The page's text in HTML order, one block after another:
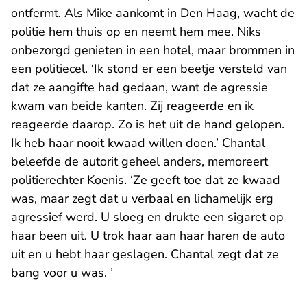
ontfermt. Als Mike aankomt in Den Haag, wacht de
politie hem thuis op en neemt hem mee. Niks
onbezorgd genieten in een hotel, maar brommen in
een politiecel. ‘Ik stond er een beetje versteld van
dat ze aangifte had gedaan, want de agressie
kwam van beide kanten. Zij reageerde en ik
reageerde daarop. Zo is het uit de hand gelopen.
Ik heb haar nooit kwaad willen doen.’ Chantal
beleefde de autorit geheel anders, memoreert
politierechter Koenis. ‘Ze geeft toe dat ze kwaad
was, maar zegt dat u verbaal en lichamelijk erg
agressief werd. U sloeg en drukte een sigaret op
haar been uit. U trok haar aan haar haren de auto
uit en u hebt haar geslagen. Chantal zegt dat ze
bang voor u was. ’